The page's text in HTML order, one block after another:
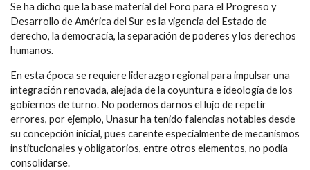
Se ha dicho que la base material del Foro para el Progreso y
Desarrollo de América del Sur es la vigencia del Estado de
derecho, la democracia, la separación de poderes y los derechos
humanos.
En esta época se requiere liderazgo regional para impulsar una
integración renovada, alejada de la coyuntura e ideología de los
gobiernos de turno. No podemos darnos el lujo de repetir
errores, por ejemplo, Unasur ha tenido falencias notables desde
su concepción inicial, pues carente especialmente de mecanismos
institucionales y obligatorios, entre otros elementos, no podía
consolidarse.